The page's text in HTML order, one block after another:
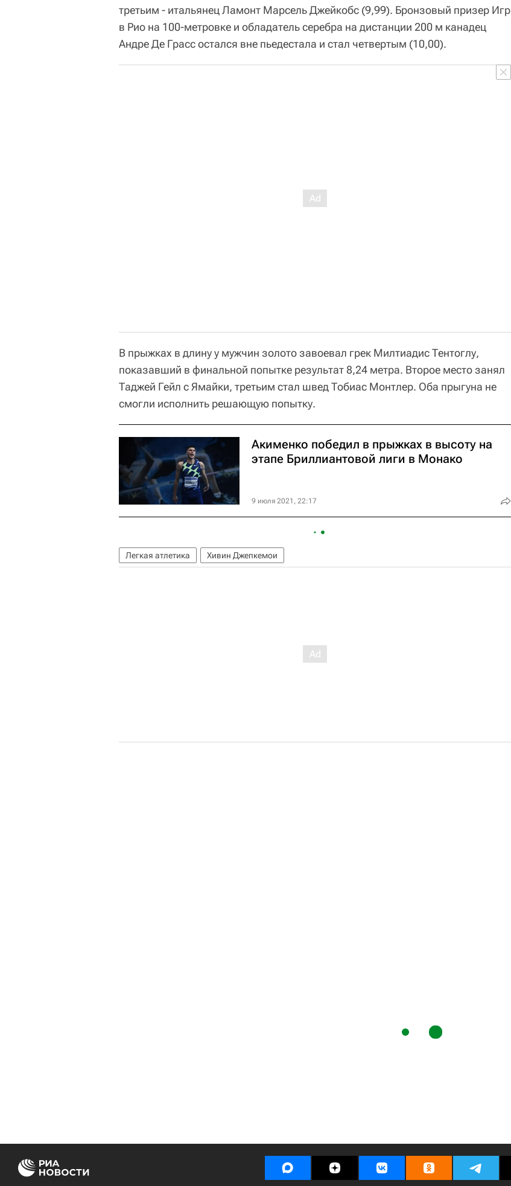
третьим - итальянец Ламонт Марсель Джейкобс (9,99). Бронзовый призер Игр
в Рио на 100-метровке и обладатель серебра на дистанции 200 м канадец
Андре Де Грасс остался вне пьедестала и стал четвертым (10,00).
В прыжках в длину у мужчин золото завоевал грек Милтиадис Тентоглу,
показавший в финальной попытке результат 8,24 метра. Второе место занял
Таджей Гейл с Ямайки, третьим стал швед Тобиас Монтлер. Оба прыгуна не
смогли исполнить решающую попытку.
Акименко победил в прыжках в высоту на
этапе Бриллиантовой лиги в Монако
9 июля 2021, 22:17
Легкая атлетика Хивин Джепкемои